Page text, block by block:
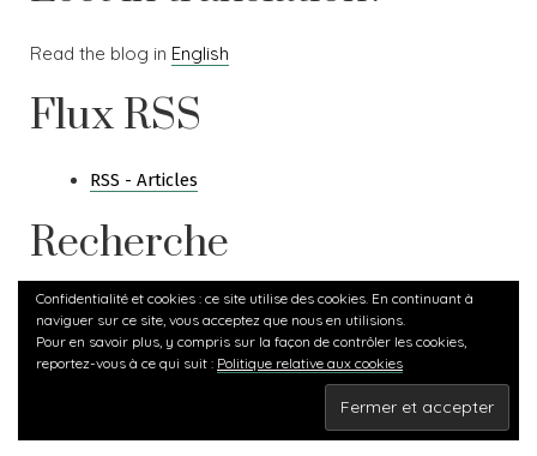
Read the blog in English
Flux RSS
RSS - Articles
Recherche
Rechercher :
Proudly powered by WordPress.
Confidentialité et cookies : ce site utilise des cookies. En continuant à
naviguer sur ce site, vous acceptez que nous en utilisions.
Pour en savoir plus, y compris sur la façon de contrôler les cookies,
reportez-vous à ce qui suit : Politique relative aux cookies